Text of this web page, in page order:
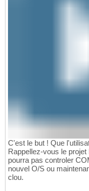
C'est le but ! Que
Rappellez-vous le
pourra pas controler
nouvel O/S ou
clou.